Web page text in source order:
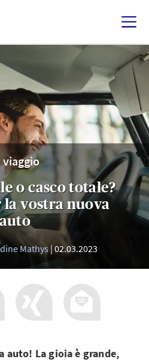
viaggio
o casco totale?
la vostra nuova
Mathys 02.03.2023
auto! La gioia è grande,